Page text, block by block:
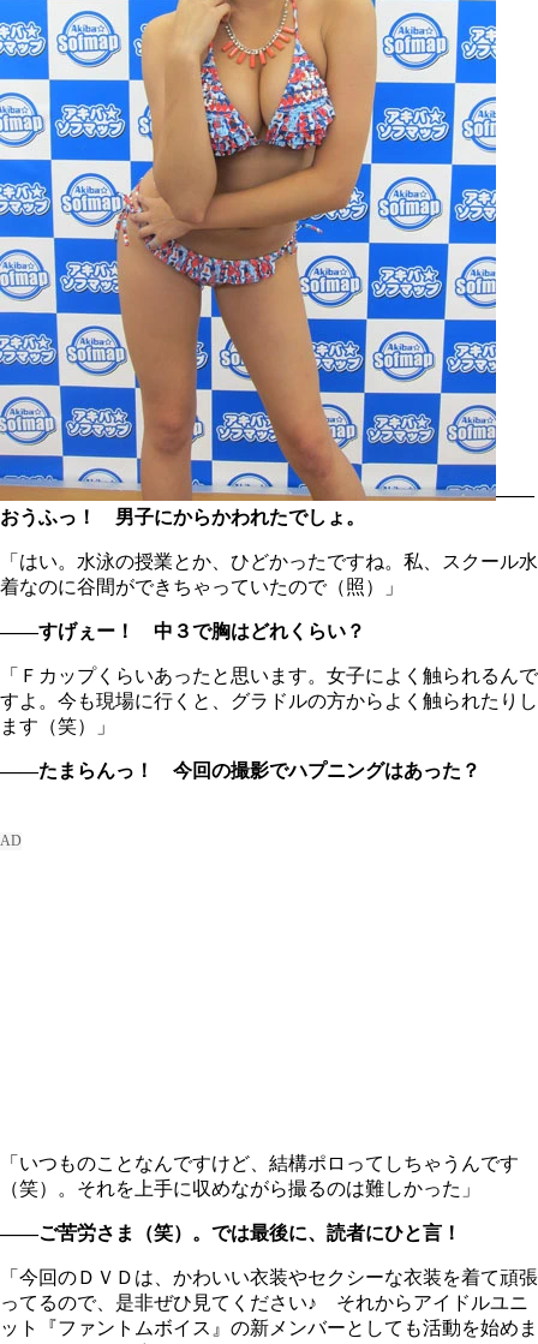
――
おうふっ！ 男子にからかわれたでしょ。
「はい。水泳の授業とか、ひどかったですね。私、スクール水
着なのに谷間ができちゃっていたので（照）」
――すげぇー！ 中３で胸はどれくらい？
「Ｆカップくらいあったと思います。女子によく触られるんで
すよ。今も現場に行くと、グラドルの方からよく触られたりし
ます（笑）」
――たまらんっ！ 今回の撮影でハプニングはあった？
「いつものことなんですけど、結構ポロってしちゃうんです
（笑）。それを上手に収めながら撮るのは難しかった」
――ご苦労さま（笑）。では最後に、読者にひと言！
「今回のＤＶＤは、かわいい衣装やセクシーな衣装を着て頑張
ってるので、是非ぜひ見てください♪ それからアイドルユニ
ット『ファントムボイス』の新メンバーとしても活動を始めま